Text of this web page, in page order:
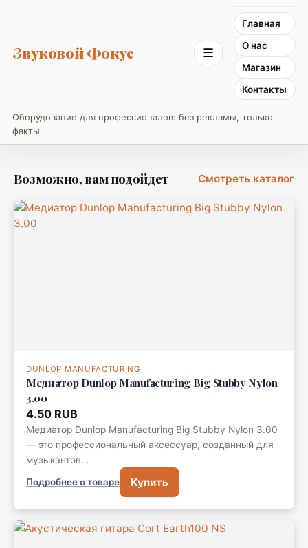
Звуковой Фокус ☰
Главная
О нас
Магазин
Контакты
Оборудование для профессионалов: без рекламы, только
факты
Возможно, вам подойдет Смотреть каталог
DUNLOP MANUFACTURING
Медиатор Dunlop Manufacturing Big Stubby Nylon
3.00
4.50 RUB
Медиатор Dunlop Manufacturing Big Stubby Nylon 3.00
— это профессиональный аксессуар, созданный для
музыкантов…
Подробнее о товаре Купить